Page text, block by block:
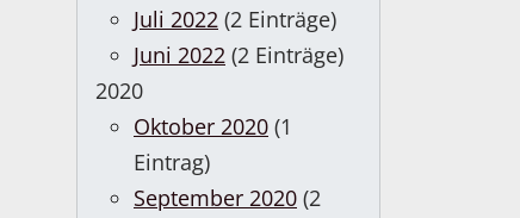
Juli 2022 (2 Einträge)
Juni 2022 (2 Einträge)
2020
Oktober 2020 (1
Eintrag)
September 2020 (2